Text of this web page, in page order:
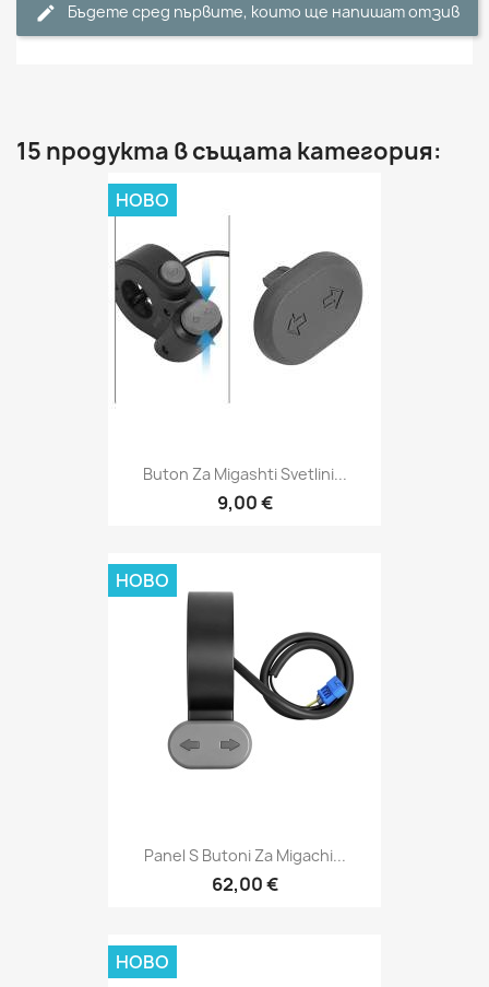
Бъдете сред първите, които ще напишат отзив
15 продукта в същата категория:
Buton Za Migashti Svetlini...
9,00 €
НОВО
Panel S Butoni Za Migachi...
62,00 €
НОВО
НОВО